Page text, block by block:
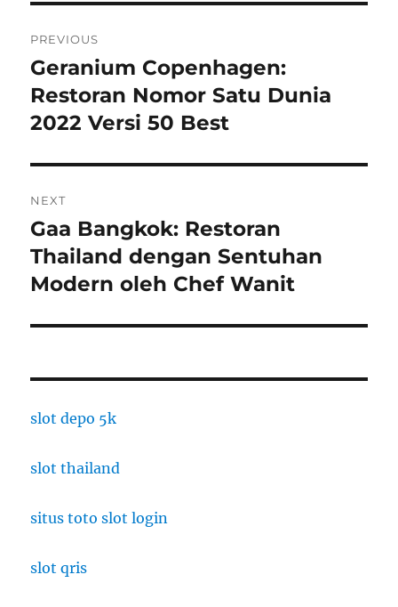
navigation
PREVIOUS
Previous
post:
Geranium Copenhagen:
Restoran Nomor Satu Dunia
2022 Versi 50 Best
NEXT
Next
post:
Gaa Bangkok: Restoran
Thailand dengan Sentuhan
Modern oleh Chef Wanit
slot depo 5k
slot thailand
situs toto slot login
slot qris